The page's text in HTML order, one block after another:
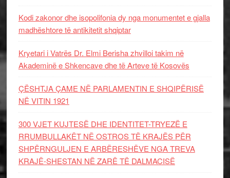
Kodi zakonor dhe isopolifonia dy nga monumentet e gjalla
madhështore të antikitetit shqiptar
Kryetari i Vatrës Dr. Elmi Berisha zhvilloi takim në
Akademinë e Shkencave dhe të Arteve të Kosovës
ÇËSHTJA ÇAME NË PARLAMENTIN E SHQIPËRISË
NË VITIN 1921
300 VJET KUJTESË DHE IDENTITET-TRYEZË E
RRUMBULLAKËT NË OSTROS TË KRAJËS PËR
SHPËRNGULJEN E ARBËRESHËVE NGA TREVA
KRAJË-SHESTAN NË ZARË TË DALMACISË